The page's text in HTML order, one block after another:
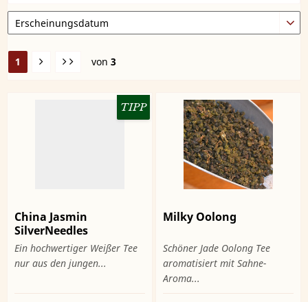
1 von 3
TIPP
China Jasmin
SilverNeedles
Ein hochwertiger Weißer Tee
nur aus den jungen...
Milky Oolong
Schöner Jade Oolong Tee
aromatisiert mit Sahne-
Aroma...